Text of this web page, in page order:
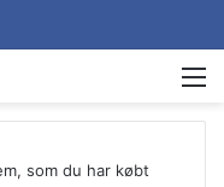
som du har købt